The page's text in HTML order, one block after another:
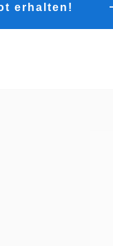
erhalten!